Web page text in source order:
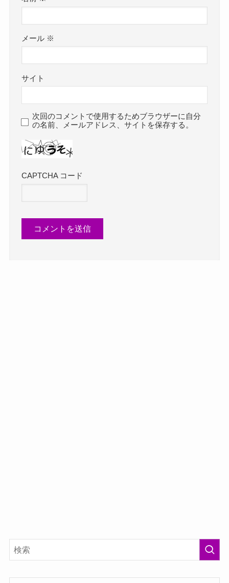
メール ※
サイト
次回のコメントで使用するためブラウザーに自分
の名前、メールアドレス、サイトを保存する。
CAPTCHA コード